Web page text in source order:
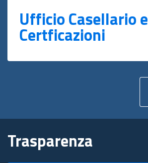
Ufficio Casellario e
Certficazioni
Trasparenza